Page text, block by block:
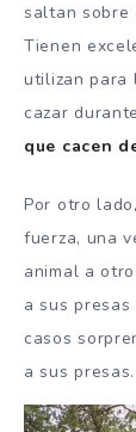
saltan sobre
Tienen
utilizan para
cazar
que cacen
Por otro
fuerza, una
animal a
a sus
casos
a sus presas.